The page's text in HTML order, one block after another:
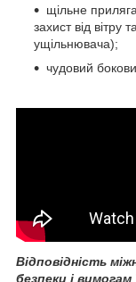
щільне
захист від вітру
ущільнювача);
чудовий
Відповідність
безпеки і вимогам